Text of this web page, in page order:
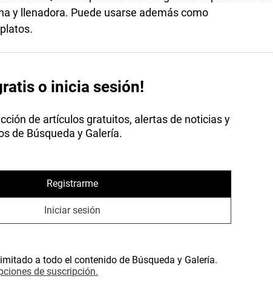
y llenadora. Puede usarse además como
o inicia sesión!
de artículos gratuitos, alertas de noticias y
de Búsqueda y Galería.
Registrarme
Iniciar sesión
a todo el contenido de Búsqueda y Galería.
de suscripción.